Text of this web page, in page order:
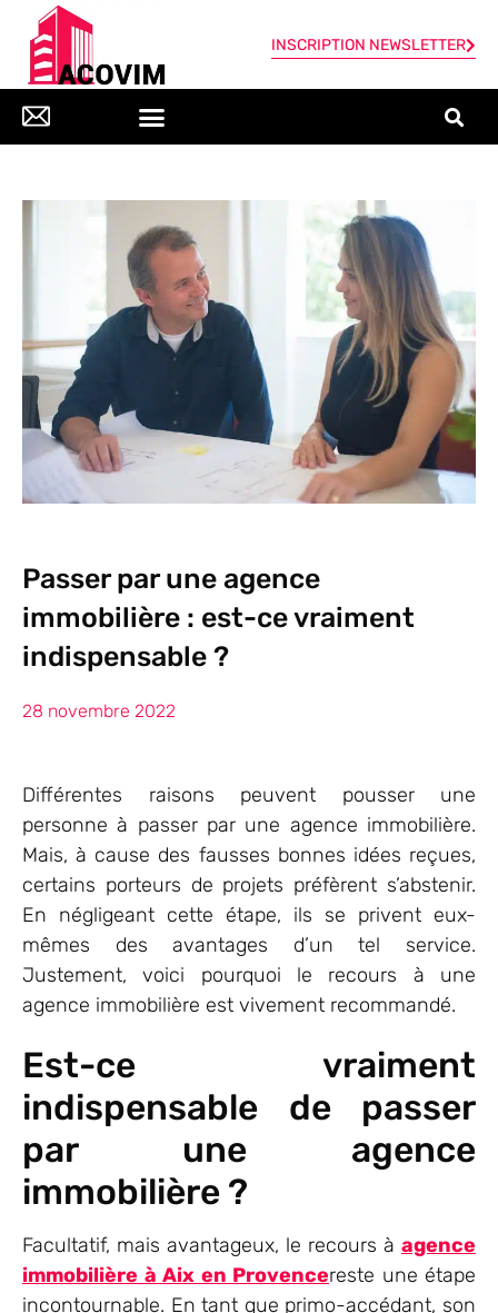
INSCRIPTION NEWSLETTER
Passer par une agence
immobilière : est-ce vraiment
indispensable ?
28 novembre 2022
Différentes raisons peuvent pousser une
personne à passer par une agence immobilière.
Mais, à cause des fausses bonnes idées reçues,
certains porteurs de projets préfèrent s’abstenir.
En négligeant cette étape, ils se privent eux-
mêmes des avantages d’un tel service.
Justement, voici pourquoi le recours à une
agence immobilière est vivement recommandé.
Est-ce vraiment
indispensable de passer
par une agence
immobilière ?
Facultatif, mais avantageux, le recours à agence
immobilière à Aix en Provencereste une étape
incontournable. En tant que primo-accédant, son